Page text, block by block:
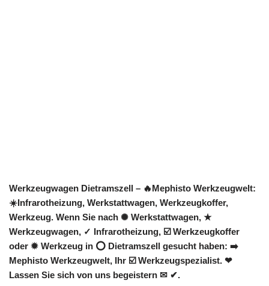
Werkzeugwagen Dietramszell – 🔥Mephisto Werkzeugwelt:
☀️Infrarotheizung, Werkstattwagen, Werkzeugkoffer,
Werkzeug. Wenn Sie nach ✺ Werkstattwagen, ★
Werkzeugwagen, ✓ Infrarotheizung, ☑️ Werkzeugkoffer
oder ✹ Werkzeug in ⭕ Dietramszell gesucht haben: ➡️
Mephisto Werkzeugwelt, Ihr ☑️ Werkzeugspezialist. ❤
Lassen Sie sich von uns begeistern ✉ ✔.